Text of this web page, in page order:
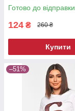
Готово до відправки
124 ₴ 260 ₴
Купити
–51%